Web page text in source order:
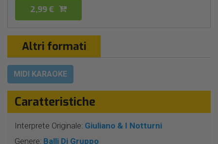
2,99 €
Altri formati
MIDI KARAOKE
Caratteristiche
Interprete Originale: Giuliano & I Notturni
Genere: Balli Di Gruppo